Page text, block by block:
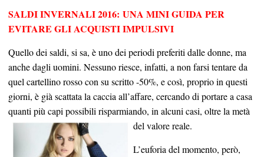
SALDI INVERNALI 2016: UNA MINI GUIDA PER
EVITARE GLI ACQUISTI IMPULSIVI
Quello dei saldi, si sa, è uno dei periodi preferiti dalle donne, ma
anche dagli uomini. Nessuno riesce, infatti, a non farsi tentare da
quel cartellino rosso con su scritto -50%, e così, proprio in questi
giorni, è già scattata la caccia all’affare, cercando di portare a casa
quanti più capi possibili risparmiando, in alcuni casi, oltre la metà
del valore reale.
L’euforia del momento, però,